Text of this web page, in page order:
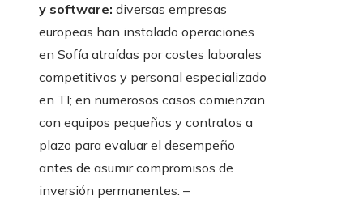
y software: diversas empresas
europeas han instalado operaciones
en Sofía atraídas por costes laborales
competitivos y personal especializado
en TI; en numerosos casos comienzan
con equipos pequeños y contratos a
plazo para evaluar el desempeño
antes de asumir compromisos de
inversión permanentes. –